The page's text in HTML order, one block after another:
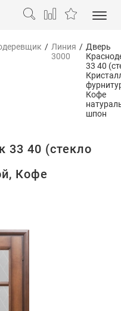
/ Линия
3000
/ Дверь
33 40
Кофе
шпон
33 40 (стекло
Кофе